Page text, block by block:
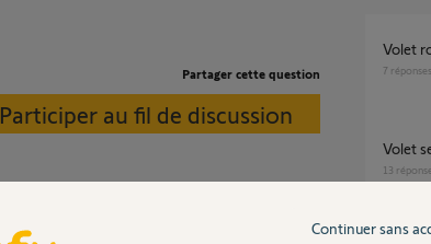
Partager cette question
Participer au fil de discussion
Volet
7 réponses
Volet
13
Continuer sans